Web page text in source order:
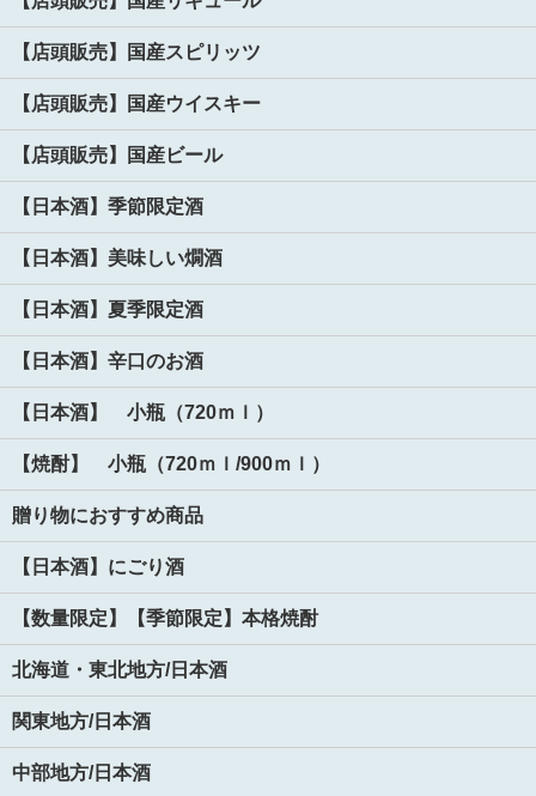
【店頭販売】国産スピリッツ
【店頭販売】国産ウイスキー
【店頭販売】国産ビール
【日本酒】季節限定酒
【日本酒】美味しい燗酒
【日本酒】夏季限定酒
【日本酒】辛口のお酒
【日本酒】 小瓶（720ｍｌ）
【焼酎】 小瓶（720ｍｌ/900ｍｌ）
贈り物におすすめ商品
【日本酒】にごり酒
【数量限定】【季節限定】本格焼酎
北海道・東北地方/日本酒
関東地方/日本酒
中部地方/日本酒